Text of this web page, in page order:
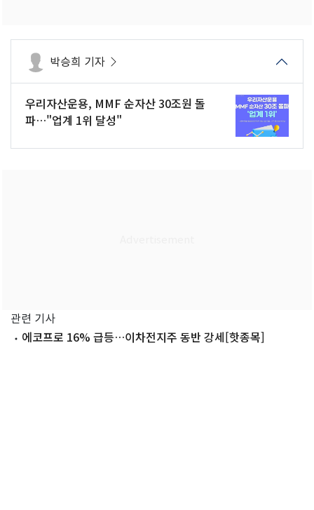
박승희 기자
우리자산운용, MMF 순자산 30조원 돌
파…"업계 1위 달성"
관련 기사
에코프로 16% 급등…이차전지주 동반 강세[핫종목]